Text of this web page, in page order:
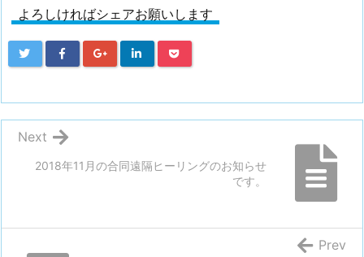
よろしければシェアお願いします
2018年11月の合同遠隔ヒーリングのお知らせ
です。
Next
Prev